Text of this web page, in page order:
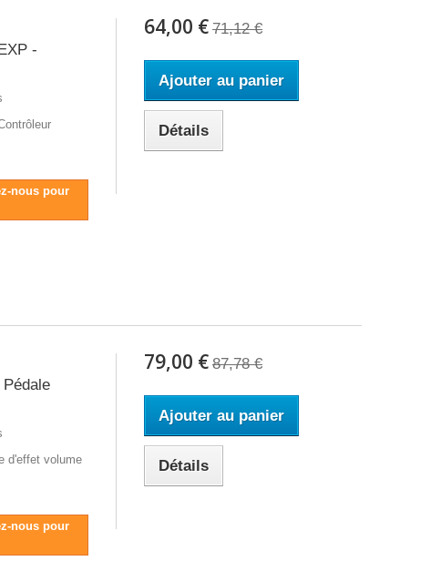
-
nous pour
64,00 € 71,12 €
Ajouter au panier
Détails
d'effet volume
nous pour
79,00 € 87,78 €
Ajouter au panier
Détails